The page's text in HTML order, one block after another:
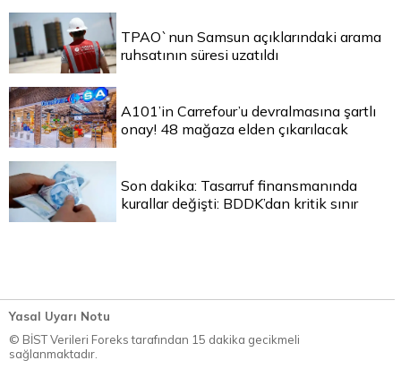
TPAO`nun Samsun açıklarındaki arama
ruhsatının süresi uzatıldı
A101’in Carrefour’u devralmasına şartlı
onay! 48 mağaza elden çıkarılacak
Son dakika: Tasarruf finansmanında
kurallar değişti: BDDK’dan kritik sınır
Yasal Uyarı Notu
© BİST Verileri Foreks tarafından 15 dakika gecikmeli
sağlanmaktadır.